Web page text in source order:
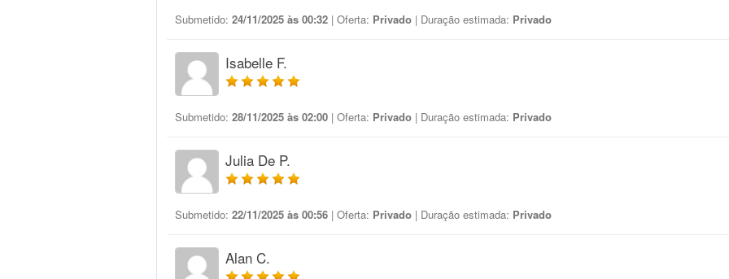
Submetido: 24/11/2025 às 00:32 | Oferta: Privado | Duração estimada: Privado
Isabelle F.
Submetido: 28/11/2025 às 02:00 | Oferta: Privado | Duração estimada: Privado
Julia De P.
Submetido: 22/11/2025 às 00:56 | Oferta: Privado | Duração estimada: Privado
Alan C.